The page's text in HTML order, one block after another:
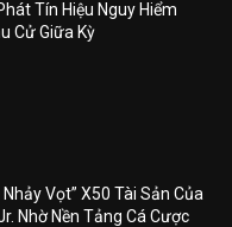
Tín Hiệu Nguy Hiểm
Cử Giữa Kỳ
Vọt” X50 Tài Sản Của
Nhờ Nền Tảng Cá Cược